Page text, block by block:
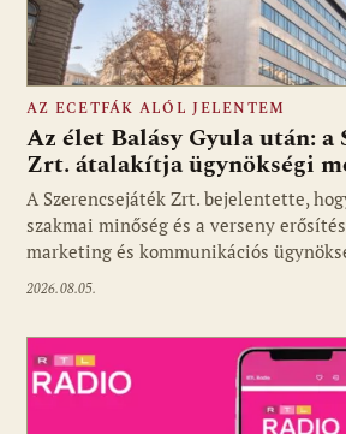
Fotó: media1.hu
AZ ECETFÁK ALÓL JELENTEM
Az élet Balásy Gyula után: a
Zrt. átalakítja ügynökségi
A Szerencsejáték Zrt. bejelentette,
szakmai minőség és a verseny
marketing és kommunikációs
2026.08.05.